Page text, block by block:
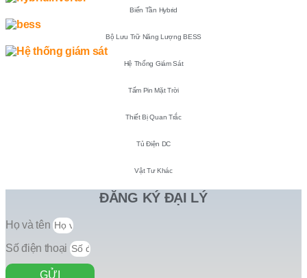
Biến Tần Hybrid
Bộ Lưu Trữ Năng Lượng BESS
Hệ Thống Giám Sát
Tấm Pin Mặt Trời
Thiết Bị Quan Trắc
Tủ Điện DC
Vật Tư Khác
ĐĂNG KÝ ĐẠI LÝ
Họ và tên
Số điện thoại
GỬI